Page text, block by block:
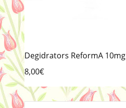
Degidrators ReformA 10mg
8,00€